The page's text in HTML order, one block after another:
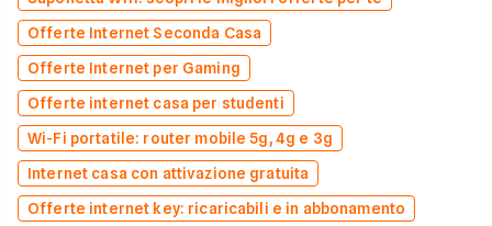
Offerte Internet Seconda Casa
Offerte Internet per Gaming
Offerte internet casa per studenti
Wi-Fi portatile: router mobile 5g, 4g e 3g
Internet casa con attivazione gratuita
Offerte internet key: ricaricabili e in abbonamento